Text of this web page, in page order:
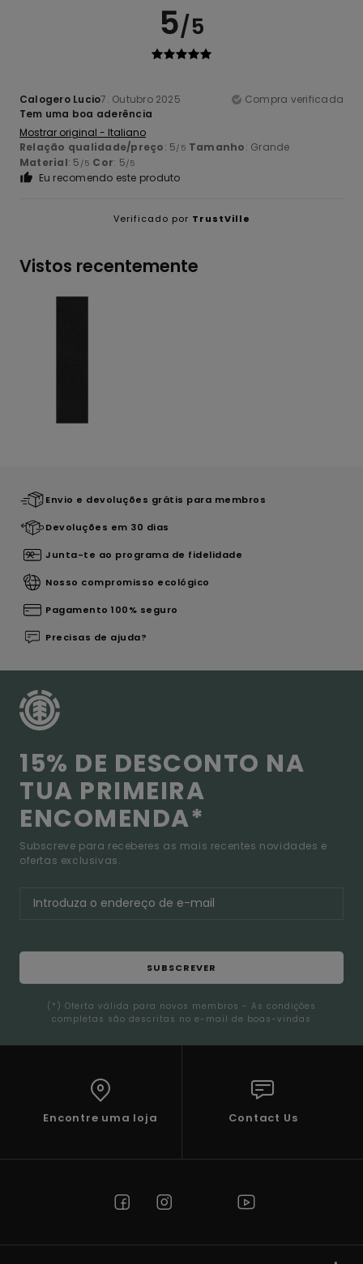
5/5
Calogero Lucio7. Outubro 2025
Compra verificada
Tem uma boa aderência
Mostrar original - Italiano
Relação qualidade/preço: 5/5 Tamanho: Grande
Material: 5 /5 Cor: 5/5
Eu recomendo este produto
Verificado por TrustVille
Vistos recentemente
Envio e devoluções grátis para membros
Devoluções em 30 dias
Junta-te ao programa de fidelidade
Nosso compromisso ecológico
Pagamento 100% seguro
Precisas de ajuda?
15% DE DESCONTO NA
TUA PRIMEIRA
ENCOMENDA*
Subscreve para receberes as mais recentes novidades e
ofertas exclusivas.
SUBSCREVER
(*) Oferta válida para novos membros - As condições
completas são descritas no e-mail de boas-vindas
Encontre uma loja Contact Us